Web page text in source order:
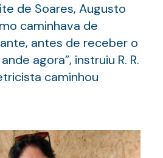
de Soares, Augusto
caminhava de
antes de receber o
agora”, instruiu R. R.
caminhou